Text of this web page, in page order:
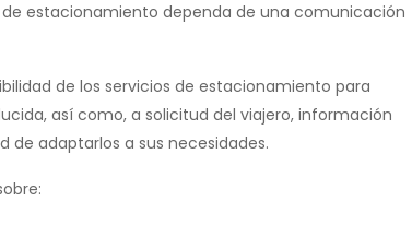
de estacionamiento dependa de una comunicación
de los servicios de estacionamiento para
así como, a solicitud del viajero, información
de adaptarlos a sus necesidades.